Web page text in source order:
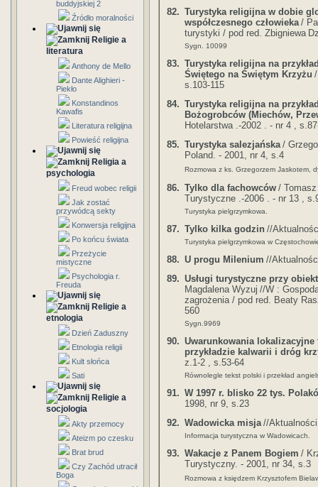
buddyjskiej 2
Źródło moralności
Religie a
literatura
Anthony de Mello
Dante Alighieri -
Piekło
Konstandinos
Kawafis
Literatura religijna
Powieść religijna
Religia a
psychologia
Freud wobec religii
Jak zostać
przywódcą sekty
Konwersja religijna
Po końcu świata
Przeżycie
mistyczne
Psychologia r.
Freuda
Religie a
etnologia
Dzień Zaduszny
Etnologia religii
Kult słońca
Sati
Religie a
socjologia
Akty przemocy
Ateizm po czesku
Brat brud
Czy Zachód utracił
Boga
82. Turystyka religijna w dobie
współczesnego człowieka /
turystyki / pod red. Zbigniewa
Sygn. 10099
83. Turystyka religijna na
Świętego na Świętym Krzyżu
s.103-115
84. Turystyka religijna na
Bożogrobców (Miechów,
Hotelarstwa .-2002 . - nr 4 ,
85. Turystyka salezjańska /
Poland. - 2001, nr 4, s.4
Rozmowa z ks. Grzegorzem Jaskotem,
86. Tylko dla fachowców /
Turystyczne .-2006 . - nr 13 ,
Turystyka pielgrzymkowa.
87. Tylko kilka godzin //
Turystyka pielgrzymkowa w
88. U progu Milenium //
89. Usługi turystyczne przy
Magdalena Wyzuj //W :
zagrożenia / pod red. Beaty
560
Sygn.9969
90. Uwarunkowania
przykładzie kalwarii i dróg
z.1-2 , s.53-64
Równolegle tekst polski i przekład
91. W 1997 r. blisko 22 tys.
1998, nr 9, s.23
92. Wadowicka misja //
Informacja turystyczna w Wadowicach.
93. Wakacje z Panem Bogiem /
Turystyczny. - 2001, nr 34, s.3
Rozmowa z księdzem Krzysztofem